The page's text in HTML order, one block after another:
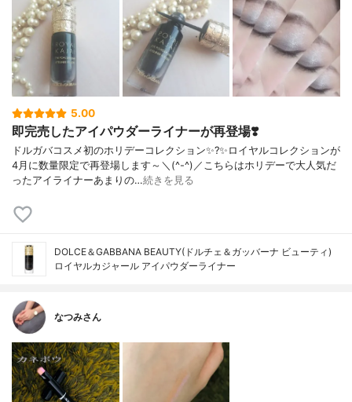
5.00
即完売したアイパウダーライナーが再登場❣️
ドルガバコスメ初のホリデーコレクション✨?✨ロイヤルコレクションが
4月に数量限定で再登場します～＼(^-^)／こちらはホリデーで大人気だ
ったアイライナーあまりの…続きを見る
DOLCE＆GABBANA BEAUTY(ドルチェ＆ガッバーナ ビューティ)
ロイヤルカジャール アイパウダーライナー
なつみさん